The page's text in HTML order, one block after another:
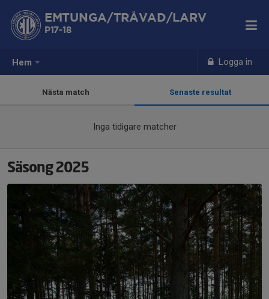
Hem Logga in
EMTUNGA/TRÅVAD/LARV
P17-18
Nästa match Senaste resultat
Inga tidigare matcher
Säsong 2025